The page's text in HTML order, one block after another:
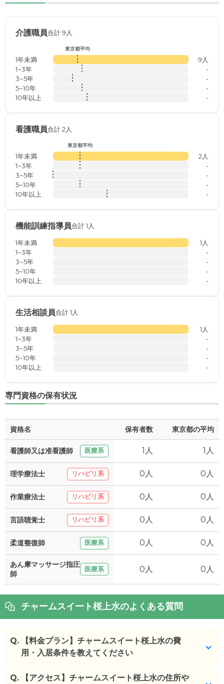
介護職員合計 9人
東京都平均
1年未満
9人
1~3年
-
3~5年
-
5~10年
-
10年以上
-
看護職員合計 2人
東京都平均
1年未満
2人
1~3年
-
3~5年
-
5~10年
-
10年以上
-
機能訓練指導員合計 1人
1年未満
1人
1~3年
-
3~5年
-
5~10年
-
10年以上
-
生活相談員合計 1人
1年未満
1人
1~3年
-
3~5年
-
5~10年
-
10年以上
-
専門資格の保有状況
資格名 保有者数 東京都の平均
看護師又は准看護師 医療系 1人 1人
理学療法士 リハビリ系 0人 0人
作業療法士 リハビリ系 0人 0人
言語聴覚士 リハビリ系 0人 0人
柔道整復師 医療系 0人 0人
あん摩マッサージ指圧
師
医療系 0人 0人
チャームスイート桜上水のよくある質問
Q.
【料金プラン】チャームスイート桜上水の費
用・入居条件を教えてください
チャームスイート桜上水の入居金・月額料金は次の
Q.
【アクセス】チャームスイート桜上水の住所や